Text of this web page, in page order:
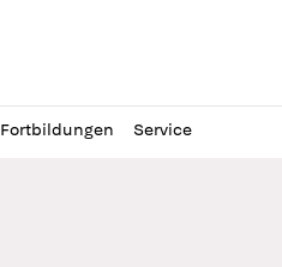
Fortbildungen Service